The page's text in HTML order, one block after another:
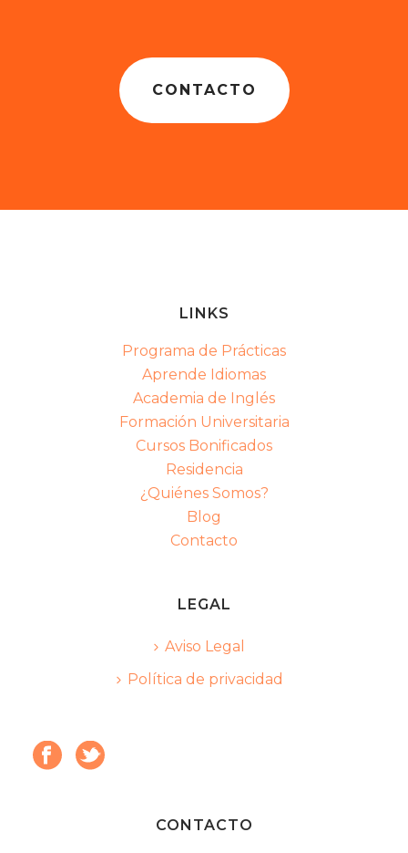
CONTACTO
LINKS
Programa de Prácticas
Aprende Idiomas
Academia de Inglés
Formación Universitaria
Cursos Bonificados
Residencia
¿Quiénes Somos?
Blog
Contacto
LEGAL
Aviso Legal
Política de privacidad
CONTACTO